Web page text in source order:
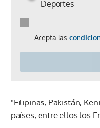
Deportes
Acepta las
"Filipinas, Pakistán,
países, entre ellos los